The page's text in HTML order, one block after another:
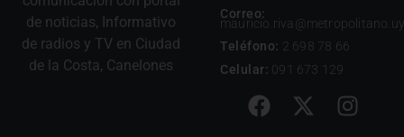
de noticias, Informativo
de radios y TV en Ciudad
de la Costa, Canelones
Correo:
mauricio.riva@metropolitano.uy
Teléfono: 2 698 78 66
Celular: 091 673 129